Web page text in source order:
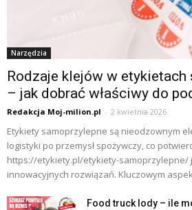
Narzędzia
Rodzaje klejów w etykietach
– jak dobrać właściwy do
Redakcja Moj-milion.pl - 2 kwietnia 2026
Etykiety samoprzylepne są nieodzownym
logistyki po przemysł spożywczy, co
https://etykiety.pl/etykiety-samoprzylepne/
innowacyjnych rozwiązań. Kluczowym
Food truck lody – ile